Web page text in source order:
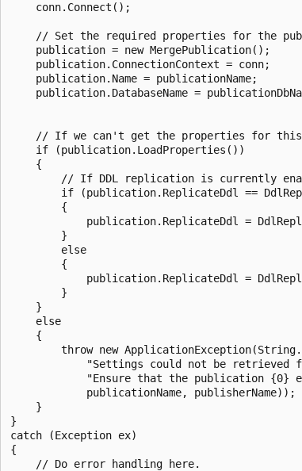
    conn.Connect();
// Set the required properties for the
    publication = new MergePublication();
    publication.ConnectionContext = conn;
    publication.Name = publicationName;
publication.DatabaseName =
// If we can't get the properties for
    if (publication.LoadProperties())
    {
// If DDL replication is currently
if (publication.ReplicateDdl ==
        {
publication.ReplicateDdl =
        }
        else
        {
publication.ReplicateDdl =
        }
    }
    else
    {
throw new
"Settings could not be retrieved
"Ensure that the publication {0}
            publicationName, publisherName));
    }
}
catch (Exception ex)
{
    // Do error handling here.